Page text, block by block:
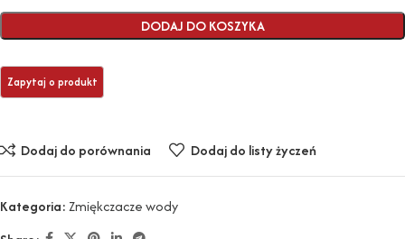
DODAJ DO KOSZYKA
Dodaj do porównania Dodaj do listy życzeń
Kategoria:Zmiękczacze wody